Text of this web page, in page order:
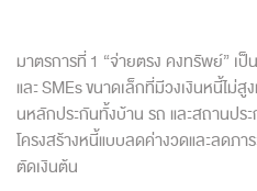
มาตรการที่ 1 “จ่ายตรง คงทรัพย์” เ
และ SMEs ขนาดเล็กที่มีวงเงินหนี้ไม่
นหลักประกันทั้งบ้าน รถ และสถานประ
โครงสร้างหนี้แบบลดค่างวดและลดภา
ตัดเงินต้น